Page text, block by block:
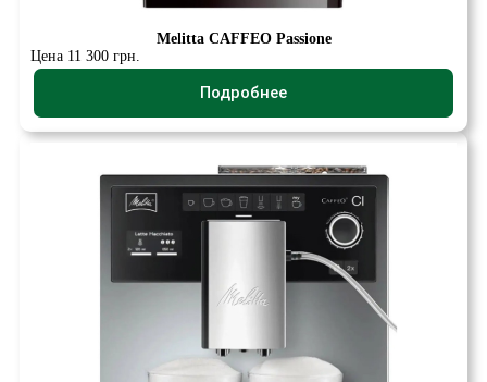
Melitta CAFFEO Passione
Цена 11 300 грн.
Подробнее